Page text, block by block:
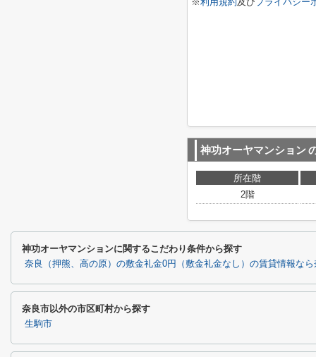
神功オーヤマンション
所在階
2階
神功オーヤマンションに関するこだわり条件から探す
奈良（押熊、高の原）の敷金礼金0円（敷金礼金なし）の賃貸情報な
奈良市以外の市区町村から探す
生駒市